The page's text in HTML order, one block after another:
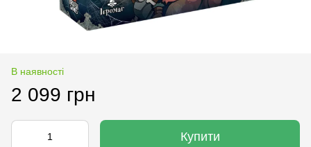
В наявності
2 099 грн
Купити